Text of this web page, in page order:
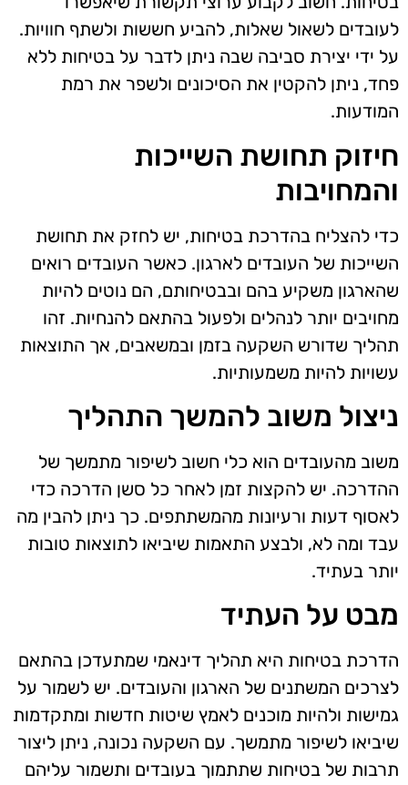
לעובדים לשאול שאלות, להביע חששות ולשתף חוויות.
על ידי יצירת סביבה שבה ניתן לדבר על בטיחות ללא
פחד, ניתן להקטין את הסיכונים ולשפר את רמת
המודעות.
חיזוק תחושת השייכות
והמחויבות
כדי להצליח בהדרכת בטיחות, יש לחזק את תחושת
השייכות של העובדים לארגון. כאשר העובדים רואים
שהארגון משקיע בהם ובבטיחותם, הם נוטים להיות
מחויבים יותר לנהלים ולפעול בהתאם להנחיות. זהו
תהליך שדורש השקעה בזמן ובמשאבים, אך התוצאות
עשויות להיות משמעותיות.
ניצול משוב להמשך התהליך
משוב מהעובדים הוא כלי חשוב לשיפור מתמשך של
ההדרכה. יש להקצות זמן לאחר כל סשן הדרכה כדי
לאסוף דעות ורעיונות מהמשתתפים. כך ניתן להבין מה
עבד ומה לא, ולבצע התאמות שיביאו לתוצאות טובות
יותר בעתיד.
מבט על העתיד
הדרכת בטיחות היא תהליך דינאמי שמתעדכן בהתאם
לצרכים המשתנים של הארגון והעובדים. יש לשמור על
גמישות ולהיות מוכנים לאמץ שיטות חדשות ומתקדמות
שיביאו לשיפור מתמשך. עם השקעה נכונה, ניתן ליצור
תרבות של בטיחות שתתמוך בעובדים ותשמור עליהם